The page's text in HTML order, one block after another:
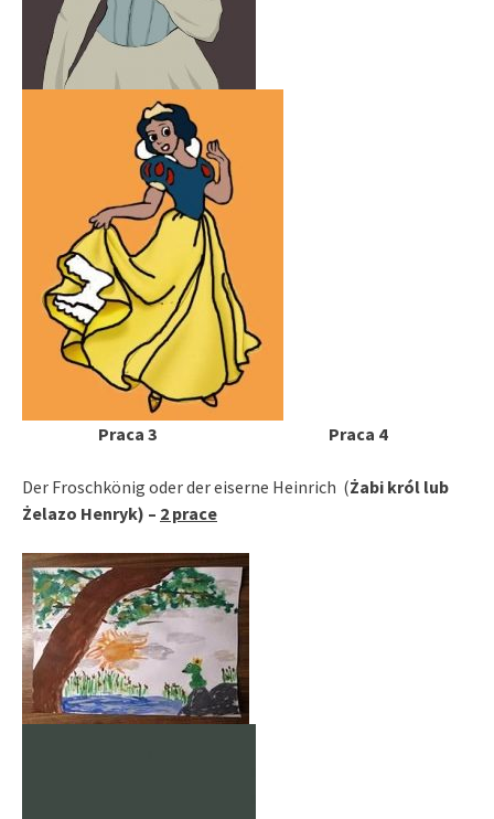
Praca 3 Praca 4
Der Froschkönig oder der eiserne Heinrich (Żabi król lub
Żelazo Henryk) – 2 prace